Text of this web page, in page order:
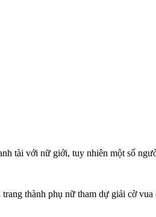
tài với nữ giới, tuy nhiên một số
thành phụ nữ tham dự giải cờ